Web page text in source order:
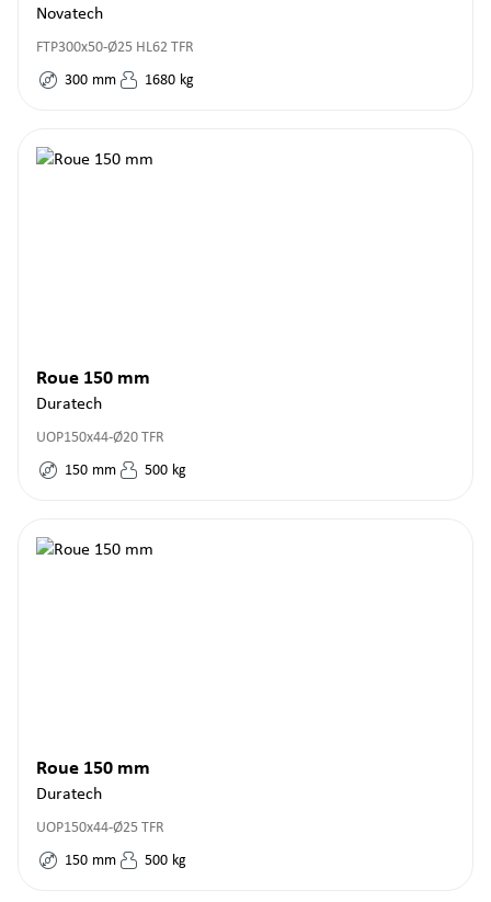
Novatech
FTP300x50-Ø25 HL62 TFR
300 mm 1680 kg
Roue 150 mm
Duratech
UOP150x44-Ø20 TFR
150 mm 500 kg
Roue 150 mm
Duratech
UOP150x44-Ø25 TFR
150 mm 500 kg